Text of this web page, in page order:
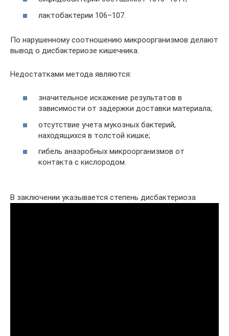
лактобактерии 106–107.
По нарушенному соотношению микроорганизмов делают
вывод о дисбактериозе кишечника.
Недостатками метода являются:
значительное искажение результатов в
зависимости от задержки доставки материала;
отсутствие учета мукозных бактерий,
находящихся в толстой кишке;
гибель анаэробных микроорганизмов от
контакта с кислородом.
В заключении указывается степень дисбактериоза